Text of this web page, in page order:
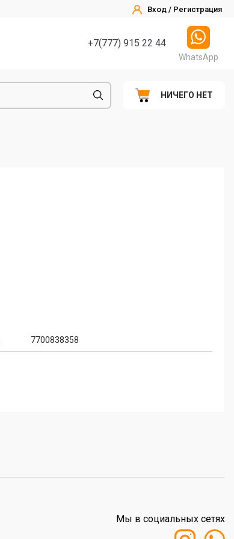
Вход / Регистрация
+7(777) 915 22 44
WhatsApp
НИЧЕГО НЕТ
7700838358
Мы в социальных сетях